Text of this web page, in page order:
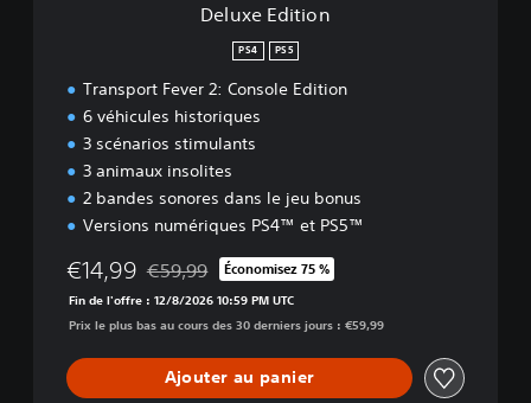
Deluxe Edition
PS4 PS5
Transport Fever 2: Console Edition
6 véhicules historiques
3 scénarios stimulants
3 animaux insolites
2 bandes sonores dans le jeu bonus
Versions numériques PS4™ et PS5™
€14,99 Remise par rapport au prix d'origine de €59,99
€59,99 Économisez 75 %
Fin de l'offre : 12/8/2026 10:59 PM UTC
Prix le plus bas au cours des 30 derniers jours : €59,99
Ajouter au panier